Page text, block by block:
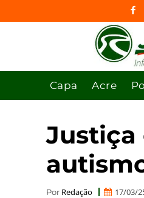
Capa Acre
Justiça
Por Redação 17/03/